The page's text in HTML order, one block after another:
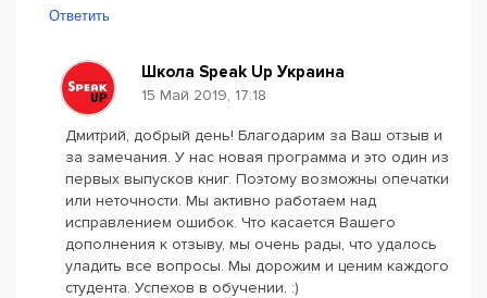
Ответить
Школа Speak Up Украина
15 Май 2019, 17:18
Дмитрий, добрый день! Благодарим за Ваш отзыв и
за замечания. У нас новая программа и это один из
первых выпусков книг. Поэтому возможны опечатки
или неточности. Мы активно работаем над
исправлением ошибок. Что касается Вашего
дополнения к отзыву, мы очень рады, что удалось
уладить все вопросы. Мы дорожим и ценим каждого
студента. Успехов в обучении. :)